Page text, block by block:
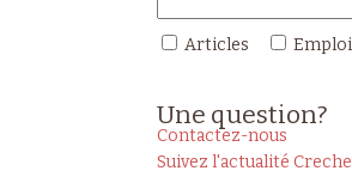
Articles Emploi
Une question?
Contactez-nous
Suivez l'actualité